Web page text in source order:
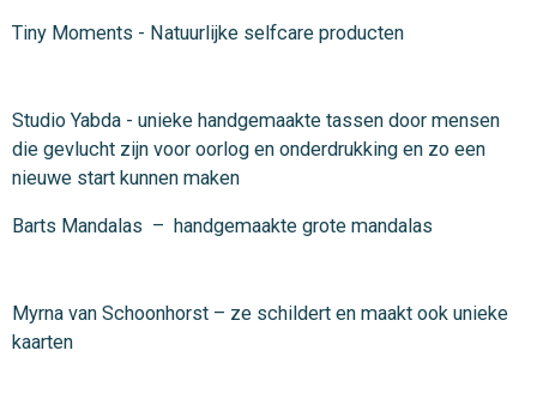
Tiny Moments - Natuurlijke selfcare producten
Studio Yabda - unieke handgemaakte tassen door mensen
die gevlucht zijn voor oorlog en onderdrukking en zo een
nieuwe start kunnen maken
Barts Mandalas – handgemaakte grote mandalas
Myrna van Schoonhorst – ze schildert en maakt ook unieke
kaarten